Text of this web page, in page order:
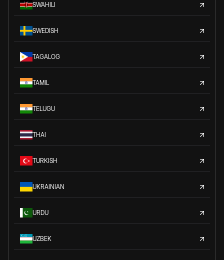
SWAHILI
SWEDISH
TAGALOG
TAMIL
TELUGU
THAI
TURKISH
UKRAINIAN
URDU
UZBEK